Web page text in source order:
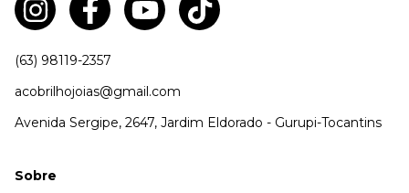
(63) 98119-2357
acobrilhojoias@gmail.com
Avenida Sergipe, 2647, Jardim Eldorado - Gurupi-Tocantins
Sobre